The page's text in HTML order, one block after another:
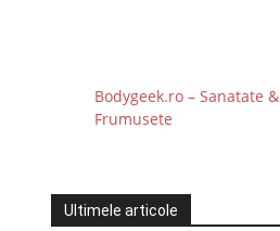
Bodygeek.ro – Sanatate &
Frumusete
Ultimele articole